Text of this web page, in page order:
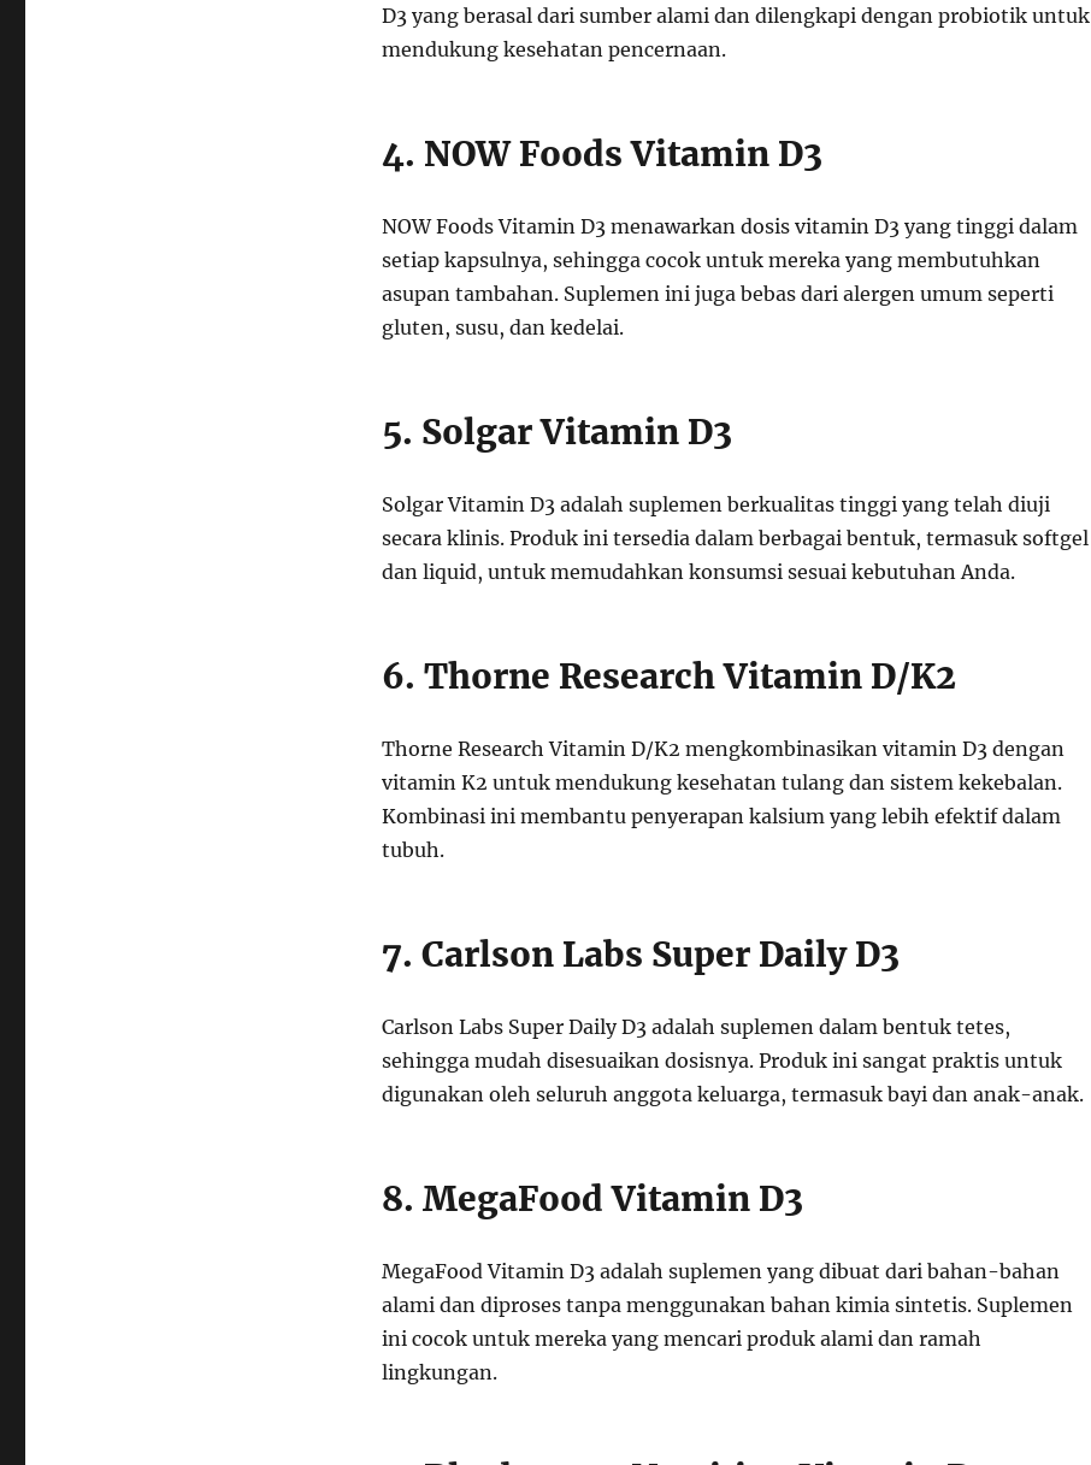
D3 yang berasal dari sumber alami dan dilengkapi dengan probiotik untuk
mendukung kesehatan pencernaan.
4. NOW Foods Vitamin D3
NOW Foods Vitamin D3 menawarkan dosis vitamin D3 yang tinggi dalam
setiap kapsulnya, sehingga cocok untuk mereka yang membutuhkan
asupan tambahan. Suplemen ini juga bebas dari alergen umum seperti
gluten, susu, dan kedelai.
5. Solgar Vitamin D3
Solgar Vitamin D3 adalah suplemen berkualitas tinggi yang telah diuji
secara klinis. Produk ini tersedia dalam berbagai bentuk, termasuk softgel
dan liquid, untuk memudahkan konsumsi sesuai kebutuhan Anda.
6. Thorne Research Vitamin D/K2
Thorne Research Vitamin D/K2 mengkombinasikan vitamin D3 dengan
vitamin K2 untuk mendukung kesehatan tulang dan sistem kekebalan.
Kombinasi ini membantu penyerapan kalsium yang lebih efektif dalam
tubuh.
7. Carlson Labs Super Daily D3
Carlson Labs Super Daily D3 adalah suplemen dalam bentuk tetes,
sehingga mudah disesuaikan dosisnya. Produk ini sangat praktis untuk
digunakan oleh seluruh anggota keluarga, termasuk bayi dan anak-anak.
8. MegaFood Vitamin D3
MegaFood Vitamin D3 adalah suplemen yang dibuat dari bahan-bahan
alami dan diproses tanpa menggunakan bahan kimia sintetis. Suplemen
ini cocok untuk mereka yang mencari produk alami dan ramah
lingkungan.